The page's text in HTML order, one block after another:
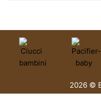
2026 ©